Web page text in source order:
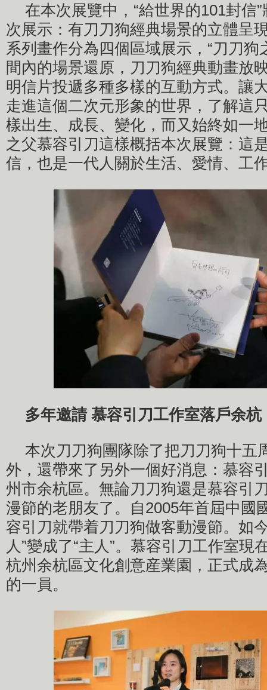
在本次展覽中，“給世界的101封信
次展示：有刀刀狗經典場景的立體呈
系列畫作分為四個區域展示，“刀刀狗
間內的場景還原，刀刀狗經典動畫放
明信片投遞多種多樣的互動方式。讓
走進這個二次元形象的世界，了解這
樣出生、成長、變化，而又始終如一
之父慕容引刀這樣概括本次展覽：這
信，也是一代人關於生活、愛情、工
多年邀請 慕容引刀工作室落戶余杭
本次刀刀狗團隊除了把刀刀狗十五
外，還帶來了另外一個好消息：慕容
州市余杭區。無論刀刀狗還是慕容引
漫節的老朋友了。自2005年首屆中國
容引刀就帶着刀刀狗做客動漫節。如
人”變成了“主人”。慕容引刀工作室現
杭州余杭區文化創意産業園，正式成
的一員。